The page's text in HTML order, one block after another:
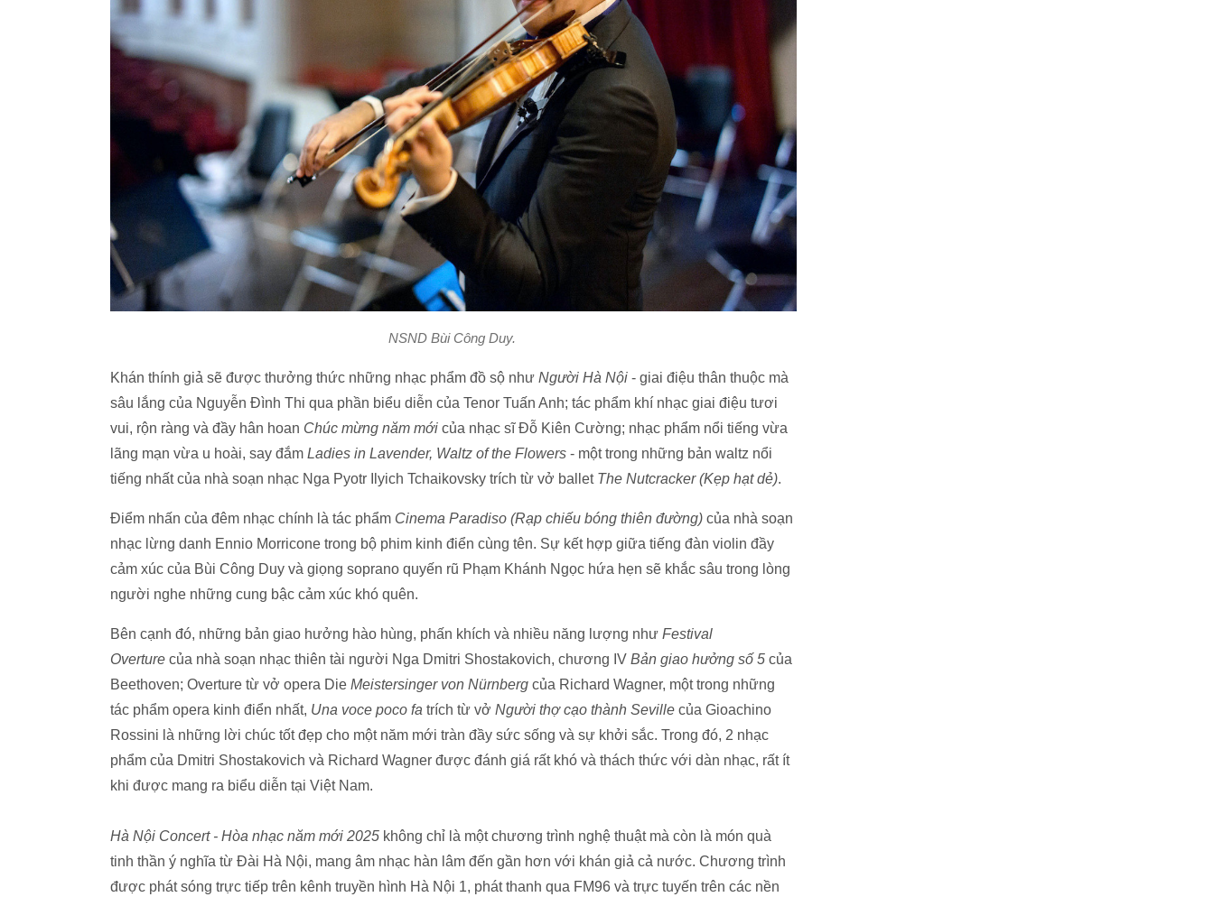
NSND Bùi Công Duy.
Khán thính giả sẽ được thưởng thức những nhạc phẩm đồ sộ như Người Hà Nội - giai điệu thân thuộc mà
sâu lắng của Nguyễn Đình Thi qua phần biểu diễn của Tenor Tuấn Anh; tác phẩm khí nhạc giai điệu tươi
vui, rộn ràng và đầy hân hoan Chúc mừng năm mới của nhạc sĩ Đỗ Kiên Cường; nhạc phẩm nổi tiếng vừa
lãng mạn vừa u hoài, say đắm Ladies in Lavender, Waltz of the Flowers - một trong những bản waltz nổi
tiếng nhất của nhà soạn nhạc Nga Pyotr Ilyich Tchaikovsky trích từ vở ballet The Nutcracker (Kẹp hạt dẻ).
Điểm nhấn của đêm nhạc chính là tác phẩm Cinema Paradiso (Rạp chiếu bóng thiên đường) của nhà soạn
nhạc lừng danh Ennio Morricone trong bộ phim kinh điển cùng tên. Sự kết hợp giữa tiếng đàn violin đầy
cảm xúc của Bùi Công Duy và giọng soprano quyến rũ Phạm Khánh Ngọc hứa hẹn sẽ khắc sâu trong lòng
người nghe những cung bậc cảm xúc khó quên.
Bên cạnh đó, những bản giao hưởng hào hùng, phấn khích và nhiều năng lượng như Festival
Overture của nhà soạn nhạc thiên tài người Nga Dmitri Shostakovich, chương IV Bản giao hưởng số 5 của
Beethoven; Overture từ vở opera Die Meistersinger von Nürnberg của Richard Wagner, một trong những
tác phẩm opera kinh điển nhất, Una voce poco fa trích từ vở Người thợ cạo thành Seville của Gioachino
Rossini là những lời chúc tốt đẹp cho một năm mới tràn đầy sức sống và sự khởi sắc. Trong đó, 2 nhạc
phẩm của Dmitri Shostakovich và Richard Wagner được đánh giá rất khó và thách thức với dàn nhạc, rất ít
khi được mang ra biểu diễn tại Việt Nam.
Hà Nội Concert - Hòa nhạc năm mới 2025 không chỉ là một chương trình nghệ thuật mà còn là món quà
tinh thần ý nghĩa từ Đài Hà Nội, mang âm nhạc hàn lâm đến gần hơn với khán giả cả nước. Chương trình
được phát sóng trực tiếp trên kênh truyền hình Hà Nội 1, phát thanh qua FM96 và trực tuyến trên các nền